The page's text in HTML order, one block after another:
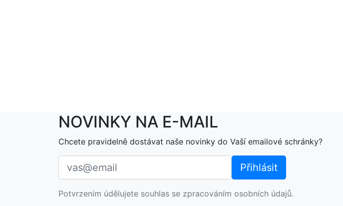
NOVINKY NA E-MAIL
Chcete pravidelně dostávat naše novinky do Vaší emailové schránky?
Potvrzením údělujete souhlas se zpracováním osobních údajů.